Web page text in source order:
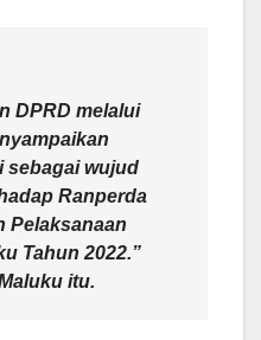
DPRD melalui
sebagai wujud
Ranperda
Pelaksanaan
Tahun 2022.”
itu.